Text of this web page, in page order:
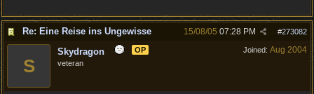
Re: Eine Reise ins Ungewisse #273082
15/08/05 07:28 PM
Joined: Aug 2004
S
Skydragon
OP
veteran